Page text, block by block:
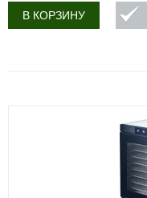
В КОРЗИНУ